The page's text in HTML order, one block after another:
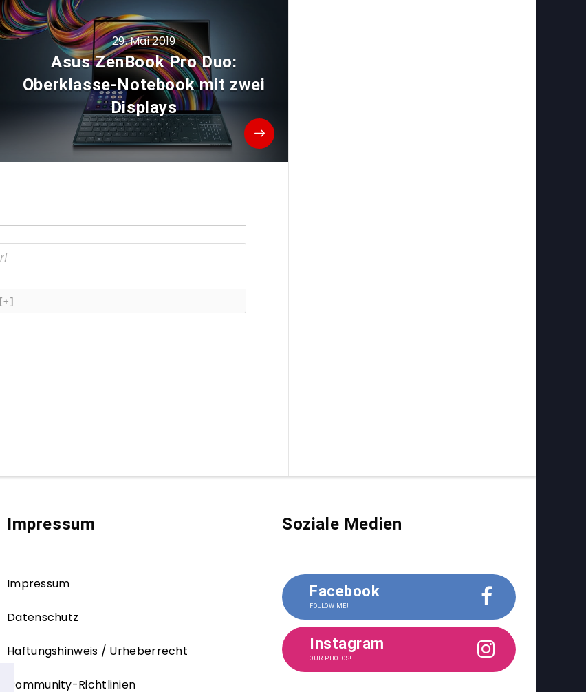
29. Mai 2019
Asus ZenBook Pro Duo:
Oberklasse-Notebook mit zwei
Displays
[+]
Impressum
Impressum
Datenschutz
Haftungshinweis / Urheberrecht
Community-Richtlinien
Soziale Medien
Facebook
FOLLOW ME!
Instagram
OUR PHOTOS!